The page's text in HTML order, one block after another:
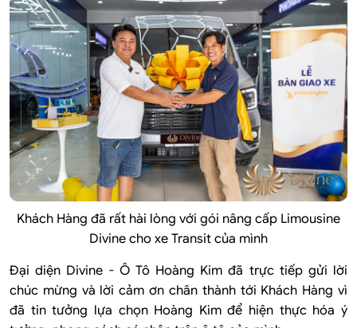
Khách Hàng đã rất hài lòng với gói nâng cấp Limousine
Divine cho xe Transit của mình
Đại diện Divine - Ô Tô Hoàng Kim đã trực tiếp gửi lời
chúc mừng và lời cảm ơn chân thành tới Khách Hàng vì
đã tin tưởng lựa chọn Hoàng Kim để hiện thực hóa ý